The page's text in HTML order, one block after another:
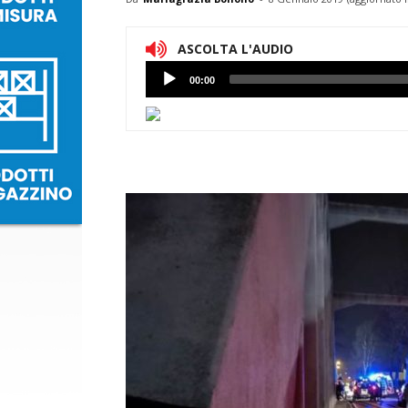
ASCOLTA L'AUDIO
Lettore
Audio
00:00